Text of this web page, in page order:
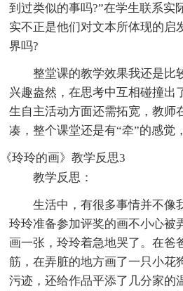
到过类似的事吗?”在学生联系实
实不正是他们对文本所体现的启
界吗?
整堂课的教学效果我还是比
兴趣盎然，在思考中互相碰撞出
生自主活动方面还需拓宽，教师
凑，整个课堂还是有“牵”的感觉
《玲玲的画》教学反思3
教学反思：
生活中，有很多事情并不像
玲玲准备参加评奖的画不小心被
画一张，玲玲着急地哭了。在爸
筋，在弄脏的地方画了一只小花
污迹，还给作品平添了几分家的